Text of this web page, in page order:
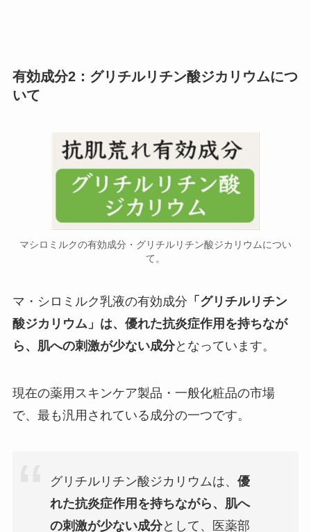
有効成分2：グリチルリチン酸ジカリウムにつ
いて
マシロミルクの有効成分・グリチルリチン酸ジカリウムについ
て。
マ・シロミルク乳液の有効成分 「グリチルリチン
酸ジカリウム」は、優れた抗炎症作用を持ちなが
ら、肌への刺激が少ない成分となっています。
現在の薬用スキンケア製品・一般化粧品の市場
で、最も汎用されている成分の一つです。
グリチルリチン酸ジカリウムは、 優
れた抗炎症作用を持ちながら、肌へ
の刺激が少ない成分として、医薬部